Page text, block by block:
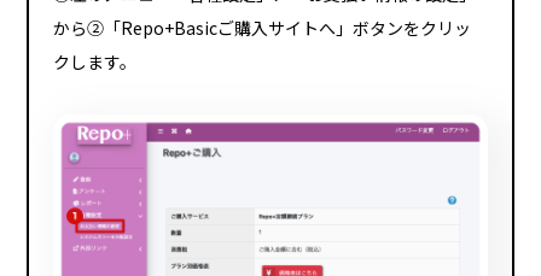
から②「Repo+Basicご購入サイトへ」ボタンをクリッ
クします。